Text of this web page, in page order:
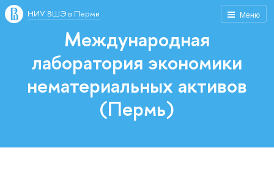
Меню
НИУ ВШЭ в Перми
Международная
лаборатория экономики
нематериальных активов
(Пермь)